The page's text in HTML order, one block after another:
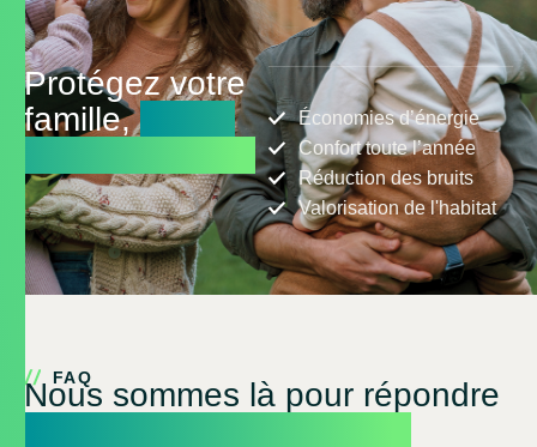
Protégez votre
famille,
Économies d’énergie
Confort toute l’année
Réduction des bruits
Valorisation de l'habitat
FAQ
Nous sommes là pour répondre